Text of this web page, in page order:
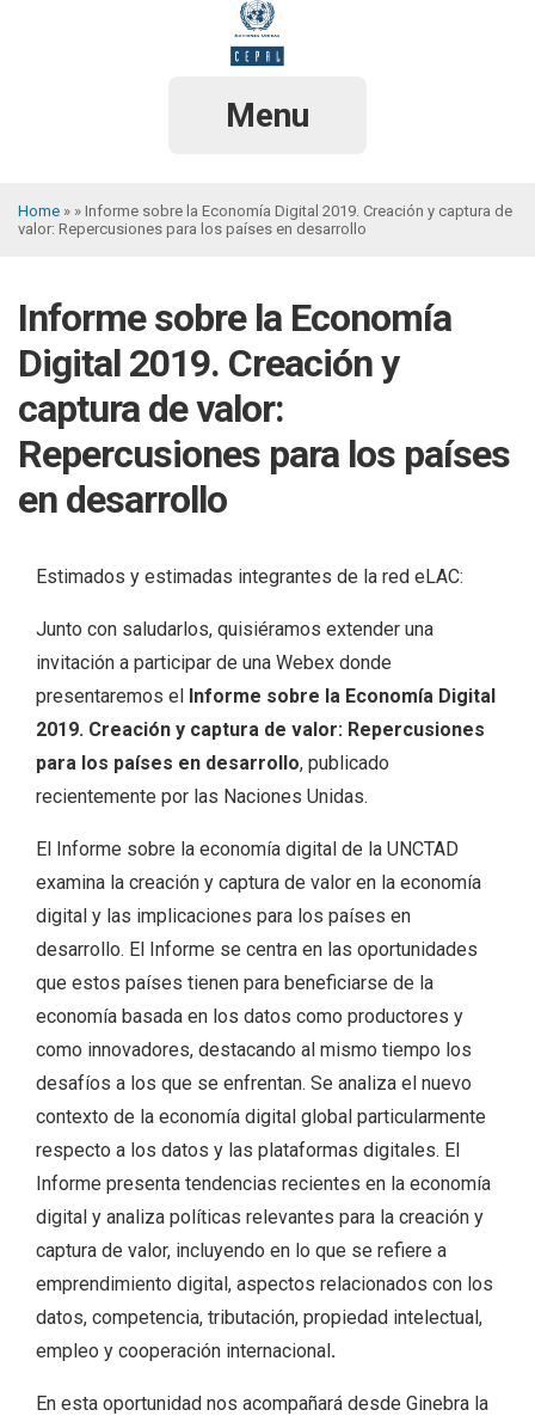
Menu
Breadcrumb
Home
Informe sobre la Economía Digital 2019. Creación y captura de
valor: Repercusiones para los países en desarrollo
Informe sobre la Economía
Digital 2019. Creación y
captura de valor:
Repercusiones para los países
en desarrollo
Estimados y estimadas integrantes de la red eLAC:
Junto con saludarlos, quisiéramos extender una
invitación a participar de una Webex donde
presentaremos el Informe sobre la Economía Digital
2019. Creación y captura de valor: Repercusiones
para los países en desarrollo, publicado
recientemente por las Naciones Unidas.
El Informe sobre la economía digital de la UNCTAD
examina la creación y captura de valor en la economía
digital y las implicaciones para los países en
desarrollo. El Informe se centra en las oportunidades
que estos países tienen para beneficiarse de la
economía basada en los datos como productores y
como innovadores, destacando al mismo tiempo los
desafíos a los que se enfrentan. Se analiza el nuevo
contexto de la economía digital global particularmente
respecto a los datos y las plataformas digitales. El
Informe presenta tendencias recientes en la economía
digital y analiza políticas relevantes para la creación y
captura de valor, incluyendo en lo que se refiere a
emprendimiento digital, aspectos relacionados con los
datos, competencia, tributación, propiedad intelectual,
empleo y cooperación internacional.
En esta oportunidad nos acompañará desde Ginebra la